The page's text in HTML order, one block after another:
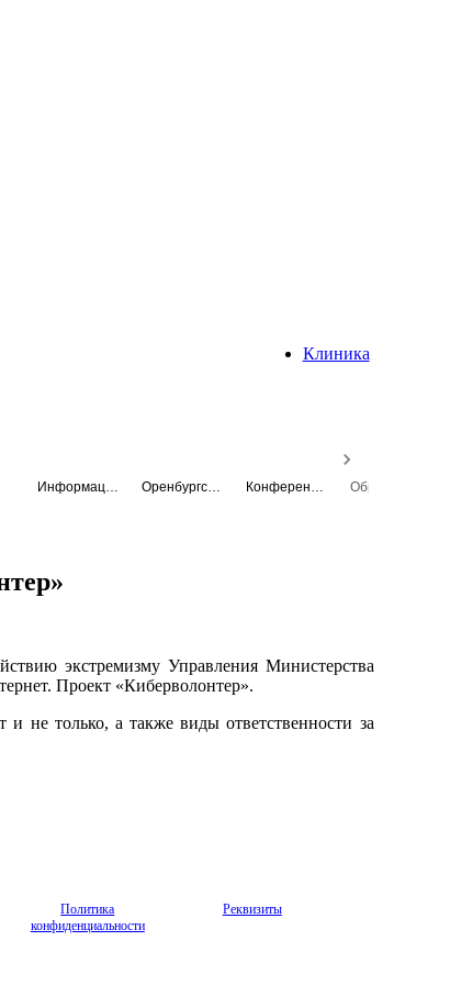
Клиника
экстремизму Управления Министерства
Проект «Киберволонтер».
не только, а также виды ответственности за
Политика
конфиденциальности
Реквизиты